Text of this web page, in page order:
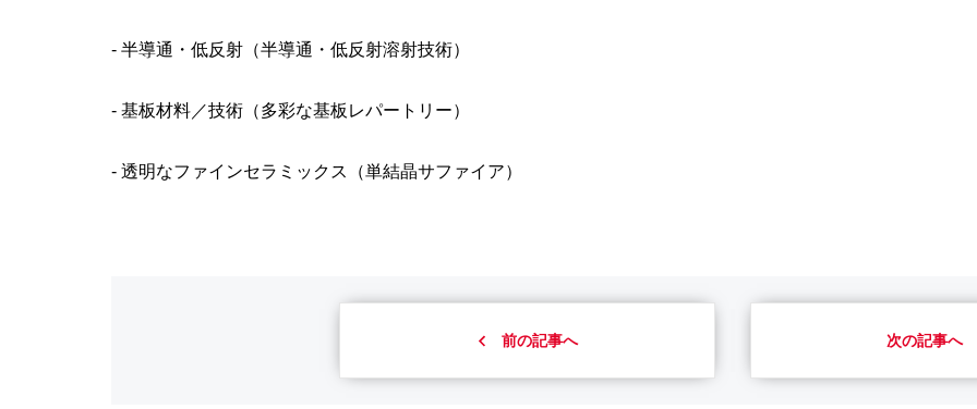
- 半導通・低反射（半導通・低反射溶射技術）
- 基板材料／技術（多彩な基板レパートリー）
- 透明なファインセラミックス（単結晶サファイア）
前の記事へ 次の記事へ